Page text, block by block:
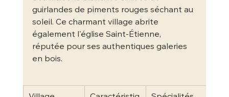
guirlandes de piments rouges séchant au
soleil. Ce charmant village abrite
également l'église Saint-Étienne,
réputée pour ses authentiques galeries
en bois.